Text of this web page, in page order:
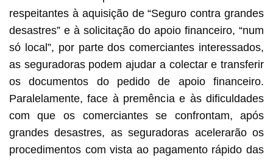
respeitantes à aquisição de “Seguro contra grandes
desastres” e à solicitação do apoio financeiro, “num
só local”, por parte dos comerciantes interessados,
as seguradoras podem ajudar a colectar e transferir
os documentos do pedido de apoio financeiro.
Paralelamente, face à premência e às dificuldades
com que os comerciantes se confrontam, após
grandes desastres, as seguradoras acelerarão os
procedimentos com vista ao pagamento rápido das